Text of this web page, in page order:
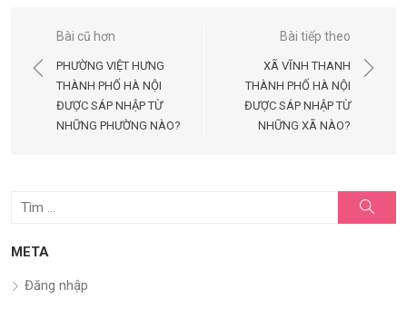
Điều
hướng
bài
viết
Bài cũ hơn
PHƯỜNG VIỆT HƯNG
THÀNH PHỐ HÀ NỘI
ĐƯỢC SÁP NHẬP TỪ
NHỮNG PHƯỜNG NÀO?
Bài tiếp theo
XÃ VĨNH THANH
THÀNH PHỐ HÀ NỘI
ĐƯỢC SÁP NHẬP TỪ
NHỮNG XÃ NÀO?
Tìm
quả
kiếm
META
Đăng nhập